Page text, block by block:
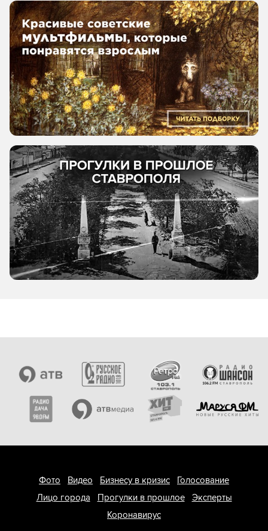
Фото Видео Бизнесу в кризис
Голосование
Лицо города
Прогулки в прошлое
Эксперты
Коронавирус